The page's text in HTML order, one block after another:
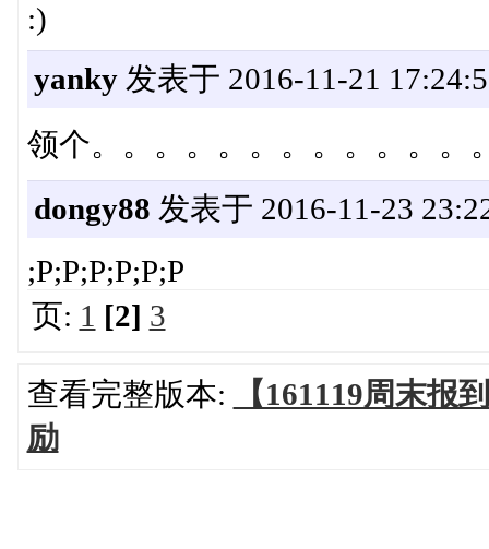
:)
yanky发表于 2016-11-21
领个。。。。。。。。。。。。
dongy88 发表于 2016-11-23
;P;P;P;P;P;P
页: 1 [2] 3
查看完整版本:
【161119周末报
励